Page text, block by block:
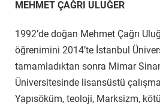
MEHMET ÇAĞRI ULUĞER
1992’de doğan Mehmet Çağrı
öğrenimini 2014’te İstanbul
tamamladıktan sonra Mimar
Üniversitesinde lisansüstü
Yapısöküm, teoloji, Marksizm,